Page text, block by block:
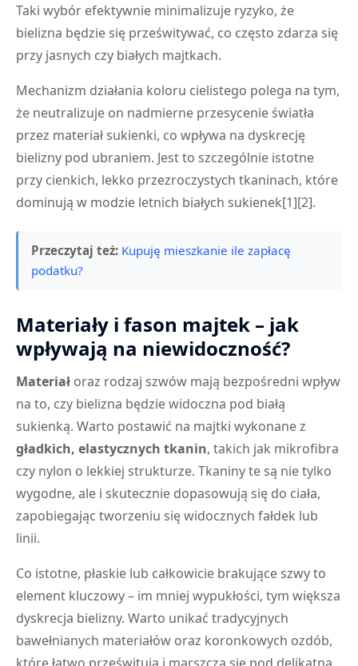
Taki wybór efektywnie minimalizuje ryzyko, że
bielizna będzie się prześwitywać, co często zdarza się
przy jasnych czy białych majtkach.
Mechanizm działania koloru cielistego polega na tym,
że neutralizuje on nadmierne przesycenie światła
przez materiał sukienki, co wpływa na dyskrecję
bielizny pod ubraniem. Jest to szczególnie istotne
przy cienkich, lekko przezroczystych tkaninach, które
dominują w modzie letnich białych sukienek[1][2].
Przeczytaj też: Kupuję mieszkanie ile zapłacę
podatku?
Materiały i fason majtek – jak
wpływają na niewidoczność?
Materiał oraz rodzaj szwów mają bezpośredni wpływ
na to, czy bielizna będzie widoczna pod białą
sukienką. Warto postawić na majtki wykonane z
gładkich, elastycznych tkanin, takich jak mikrofibra
czy nylon o lekkiej strukturze. Tkaniny te są nie tylko
wygodne, ale i skutecznie dopasowują się do ciała,
zapobiegając tworzeniu się widocznych fałdek lub
linii.
Co istotne, płaskie lub całkowicie brakujące szwy to
element kluczowy – im mniej wypukłości, tym większa
dyskrecja bielizny. Warto unikać tradycyjnych
bawełnianych materiałów oraz koronkowych ozdób,